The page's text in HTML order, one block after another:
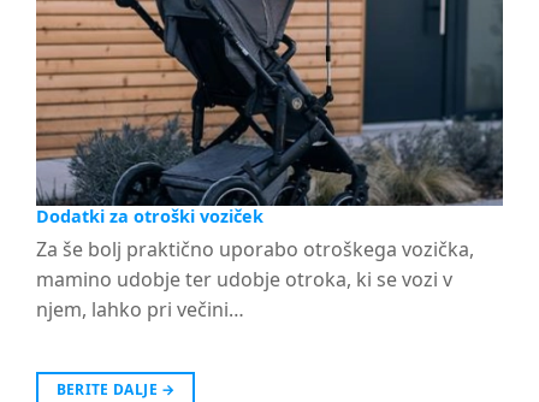
Dodatki za otroški voziček
Za še bolj praktično uporabo otroškega vozička,
mamino udobje ter udobje otroka, ki se vozi v
njem, lahko pri večini…
BERITE DALJE →